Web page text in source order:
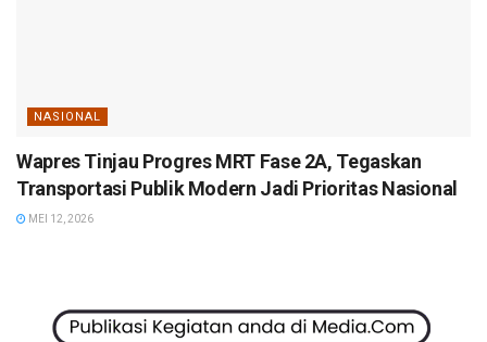
NASIONAL
Wapres Tinjau Progres MRT Fase 2A, Tegaskan
Transportasi Publik Modern Jadi Prioritas Nasional
MEI 12, 2026